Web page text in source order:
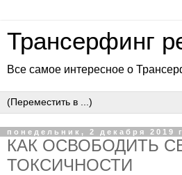
Трансерфинг
Все самое интересное о
понедельник, 2 декабря 2019
КАК ОСВОБОДИТЬ
ТОКСИЧНОСТИ